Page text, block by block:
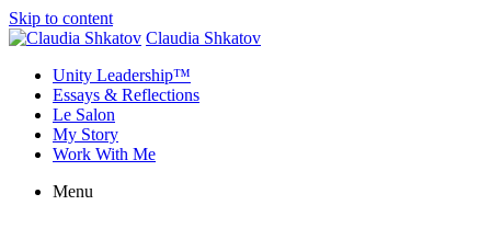
Skip to content
Claudia Shkatov
Unity Leadership™
Essays & Reflections
Le Salon
My Story
Work With Me
Menu